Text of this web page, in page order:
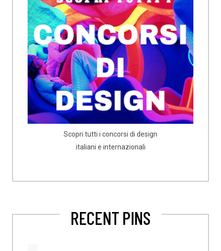
Scopri tutti i concorsi di design
italiani e internazionali
RECENT PINS